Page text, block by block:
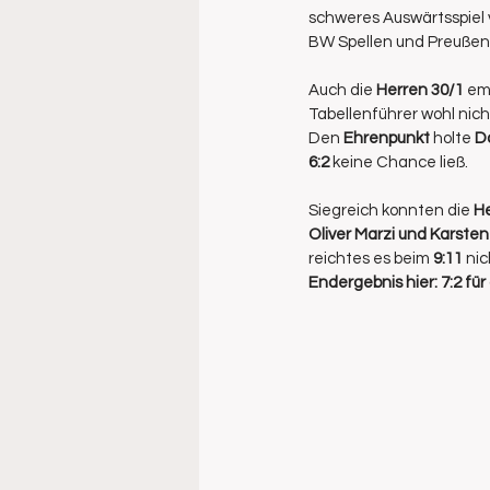
schweres Auswärtsspiel
BW Spellen und
Auch die Herren 30/1
Tabellenführer wohl
Den Ehrenpunkt holte
6:2 keine Chance ließ.
Siegreich konnten die
Oliver Marzi und
reichtes es beim 9:11
Endergebnis hier: 7:2